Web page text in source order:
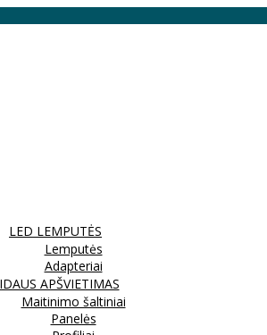
LED LEMPUTĖS
Lemputės
Adapteriai
APŠVIETIMAS
Maitinimo šaltiniai
Panelės